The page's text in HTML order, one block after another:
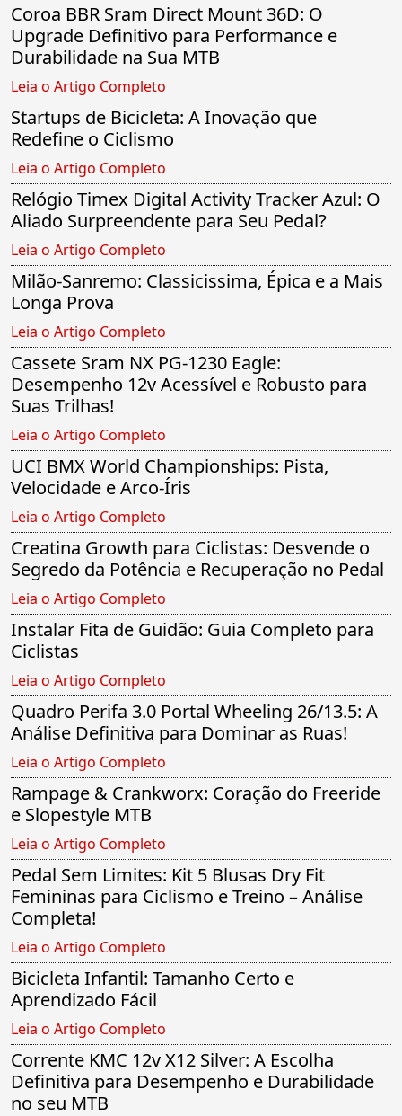
Coroa BBR Sram Direct Mount 36D: O
Upgrade Definitivo para Performance e
Durabilidade na Sua MTB
Leia o Artigo Completo
Startups de Bicicleta: A Inovação que
Redefine o Ciclismo
Leia o Artigo Completo
Relógio Timex Digital Activity Tracker Azul: O
Aliado Surpreendente para Seu Pedal?
Leia o Artigo Completo
Milão-Sanremo: Classicissima, Épica e a Mais
Longa Prova
Leia o Artigo Completo
Cassete Sram NX PG-1230 Eagle:
Desempenho 12v Acessível e Robusto para
Suas Trilhas!
Leia o Artigo Completo
UCI BMX World Championships: Pista,
Velocidade e Arco-Íris
Leia o Artigo Completo
Creatina Growth para Ciclistas: Desvende o
Segredo da Potência e Recuperação no Pedal
Leia o Artigo Completo
Instalar Fita de Guidão: Guia Completo para
Ciclistas
Leia o Artigo Completo
Quadro Perifa 3.0 Portal Wheeling 26/13.5: A
Análise Definitiva para Dominar as Ruas!
Leia o Artigo Completo
Rampage & Crankworx: Coração do Freeride
e Slopestyle MTB
Leia o Artigo Completo
Pedal Sem Limites: Kit 5 Blusas Dry Fit
Femininas para Ciclismo e Treino – Análise
Completa!
Leia o Artigo Completo
Bicicleta Infantil: Tamanho Certo e
Aprendizado Fácil
Leia o Artigo Completo
Corrente KMC 12v X12 Silver: A Escolha
Definitiva para Desempenho e Durabilidade
no seu MTB